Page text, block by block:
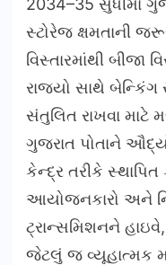
સ્ટોરેજ ક્ષમતાની
વિસ્તારમાંથી બીજા
રાજ્યો સાથે બેન્કિંગ
સંતુલિત રાખવા માટે
ગુજરાત પોતાને
કેન્દ્ર તરીકે સ્થાપિત
આયોજનકારો અને
ટ્રાન્સમિશનને
જેટલું જ વ્યૂહાત્મક